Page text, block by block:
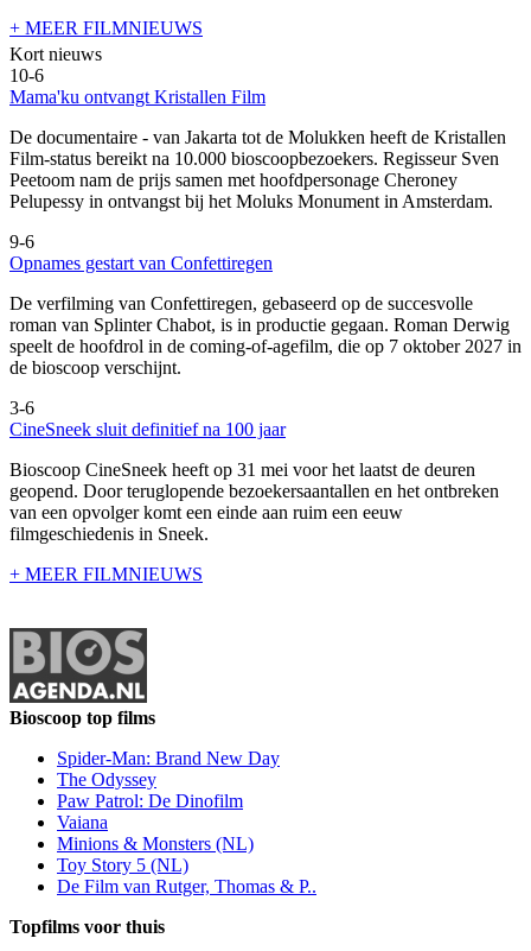
+ MEER FILMNIEUWS
Kort nieuws
10-6
Mama'ku ontvangt Kristallen Film
De documentaire - van Jakarta tot de Molukken heeft de Kristallen
Film-status bereikt na 10.000 bioscoopbezoekers. Regisseur Sven
Peetoom nam de prijs samen met hoofdpersonage Cheroney
Pelupessy in ontvangst bij het Moluks Monument in Amsterdam.
9-6
Opnames gestart van Confettiregen
De verfilming van Confettiregen, gebaseerd op de succesvolle
roman van Splinter Chabot, is in productie gegaan. Roman Derwig
speelt de hoofdrol in de coming-of-agefilm, die op 7 oktober 2027 in
de bioscoop verschijnt.
3-6
CineSneek sluit definitief na 100 jaar
Bioscoop CineSneek heeft op 31 mei voor het laatst de deuren
geopend. Door teruglopende bezoekersaantallen en het ontbreken
van een opvolger komt een einde aan ruim een eeuw
filmgeschiedenis in Sneek.
+ MEER FILMNIEUWS
Bioscoop top films
Spider-Man: Brand New Day
The Odyssey
Paw Patrol: De Dinofilm
Vaiana
Minions & Monsters (NL)
Toy Story 5 (NL)
De Film van Rutger, Thomas & P..
Topfilms voor thuis